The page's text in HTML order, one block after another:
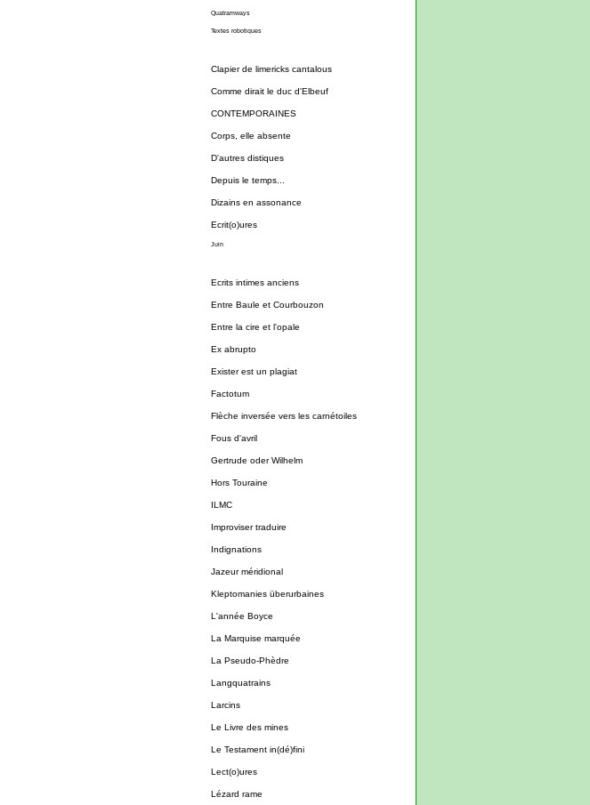
Quatramways
Textes robotiques
Clapier de limericks cantalous
Comme dirait le duc d'Elbeuf
CONTEMPORAINES
Corps, elle absente
D'autres distiques
Depuis le temps...
Dizains en assonance
Ecrit(o)ures
Juin
Ecrits intimes anciens
Entre Baule et Courbouzon
Entre la cire et l'opale
Ex abrupto
Exister est un plagiat
Factotum
Flèche inversée vers les carnétoiles
Fous d'avril
Gertrude oder Wilhelm
Hors Touraine
ILMC
Improviser traduire
Indignations
Jazeur méridional
Kleptomanies überurbaines
L'année Boyce
La Marquise marquée
La Pseudo-Phèdre
Langquatrains
Larcins
Le Livre des mines
Le Testament in(dé)fini
Lect(o)ures
Lézard rame